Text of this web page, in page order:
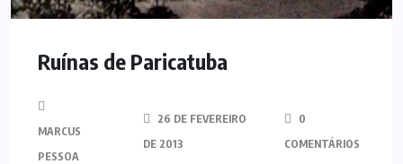
Ruínas de Paricatuba
MARCUS
PESSOA
26 DE FEVEREIRO
DE 2013
0
COMENTÁRIOS